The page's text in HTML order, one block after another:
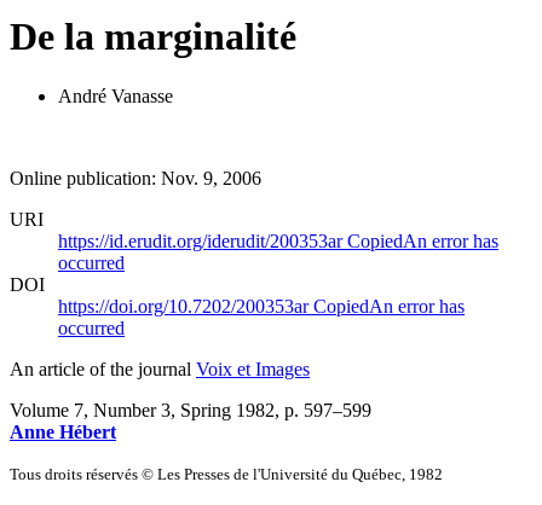
De la marginalité
André Vanasse
Online publication: Nov. 9, 2006
URI
https://id.erudit.org/iderudit/200353arCopiedAn error has
occurred
DOI
https://doi.org/10.7202/200353arCopiedAn error has
occurred
An article of the journal Voix et Images
Volume 7, Number 3, Spring 1982, p. 597–599
Anne Hébert
Tous droits réservés © Les Presses de l'Université du Québec, 1982